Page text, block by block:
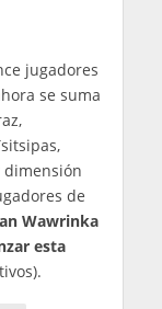
jugadores
se suma
dimensión
de
Wawrinka
esta